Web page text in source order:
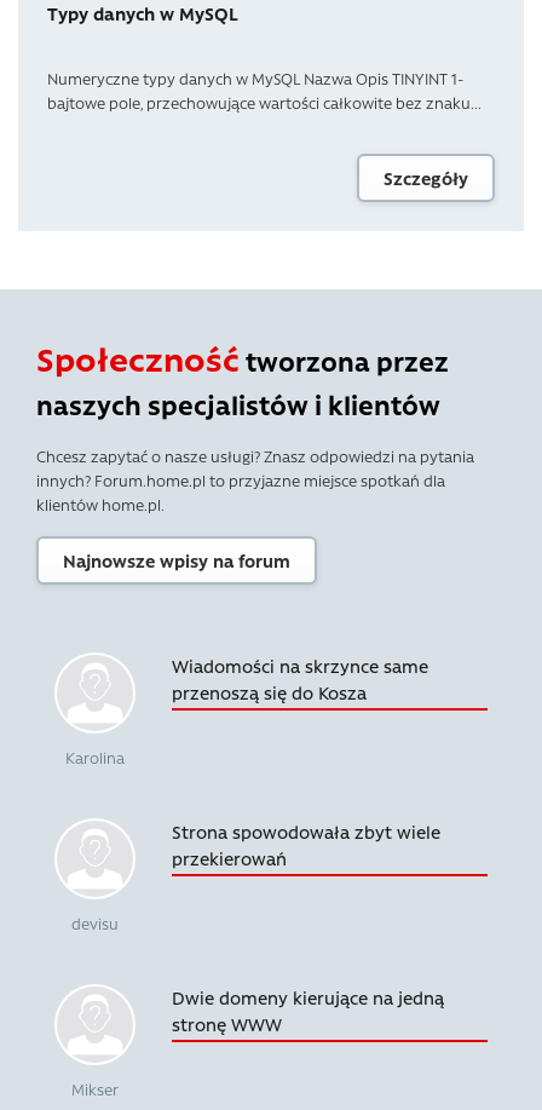
Typy danych w MySQL
Numeryczne typy danych w MySQL Nazwa Opis TINYINT 1-
bajtowe pole, przechowujące wartości całkowite bez znaku...
Szczegóły
Społeczność tworzona przez
naszych specjalistów i klientów
Chcesz zapytać o nasze usługi? Znasz odpowiedzi na pytania
innych? Forum.home.pl to przyjazne miejsce spotkań dla
klientów home.pl.
Najnowsze wpisy na forum
Karolina
Wiadomości na skrzynce same
przenoszą się do Kosza
devisu
Strona spowodowała zbyt wiele
przekierowań
Mikser
Dwie domeny kierujące na jedną
stronę WWW